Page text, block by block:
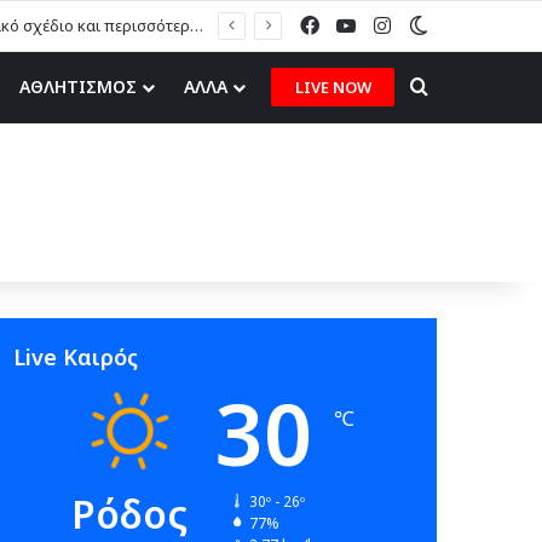
Η. Καραβόλιας στον topfm: «Το ερασιτεχνικό ποδόσφαιρο χρειάζεται στρατηγικό σχέδιο και περισσότερες ευκαιρίες για τα δικά μας παιδιά» (ηχητικό) FacebookYouTubeInstagram
ΑΘΛΗΤΙΣΜΟΣ ΑΛΛΑ LIVE NOW Search for
Live Καιρός
Ρόδος
30 ℃
30º - 26º
77%